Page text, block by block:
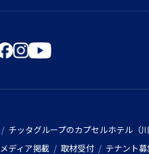
チッタグループのカプセルホテル（川
メディア掲載 取材受付 テナント募